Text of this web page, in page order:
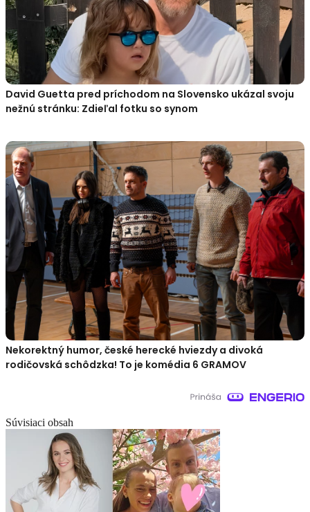
David Guetta pred príchodom na Slovensko ukázal svoju
nežnú stránku: Zdieľal fotku so synom
Nekorektný humor, české herecké hviezdy a divoká
rodičovská schôdzka! To je komédia 6 GRAMOV
Súvisiaci obsah